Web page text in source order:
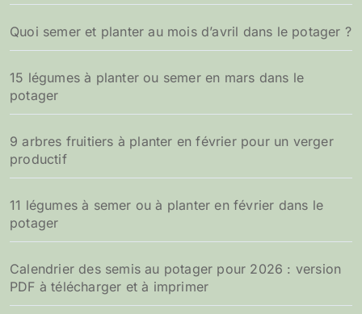
Quoi semer et planter au mois d’avril dans le potager ?
15 légumes à planter ou semer en mars dans le
potager
9 arbres fruitiers à planter en février pour un verger
productif
11 légumes à semer ou à planter en février dans le
potager
Calendrier des semis au potager pour 2026 : version
PDF à télécharger et à imprimer